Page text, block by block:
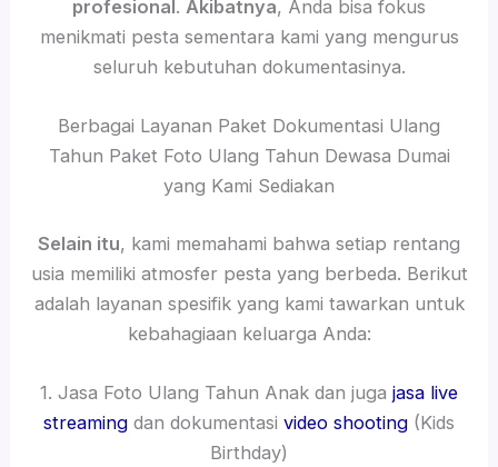
profesional. Akibatnya, Anda bisa fokus
menikmati pesta sementara kami yang mengurus
seluruh kebutuhan dokumentasinya.
Berbagai Layanan Paket Dokumentasi Ulang
Tahun Paket Foto Ulang Tahun Dewasa Dumai
yang Kami Sediakan
Selain itu, kami memahami bahwa setiap rentang
usia memiliki atmosfer pesta yang berbeda. Berikut
adalah layanan spesifik yang kami tawarkan untuk
kebahagiaan keluarga Anda:
1. Jasa Foto Ulang Tahun Anak dan juga jasa live
streaming dan dokumentasi video shooting (Kids
Birthday)